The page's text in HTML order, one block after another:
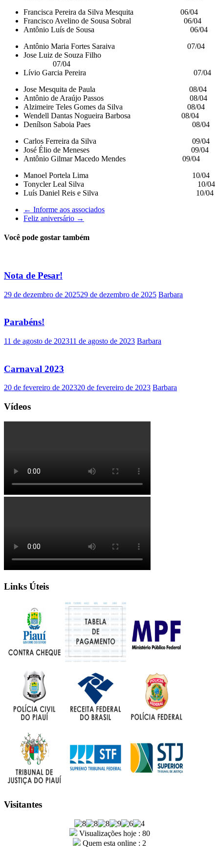
Francisca Pereira da Silva Mesquita 06/04
Francisco Avelino de Sousa Sobral 06/04
Antônio Luís de Sousa 06/04
Antônio Maria Fortes Saraiva 07/04
Jose Luiz de Souza Filho
07/04
Lívio Garcia Pereira 07/04
Jose Mesquita de Paula 08/04
Antônio de Araújo Passos 08/04
Alzimeire Teles Gomes da Silva 08/04
Wendell Dantas Nogueira Barbosa 08/04
Denílson Saboia Paes 08/04
Carlos Ferreira da Silva 09/04
José Élio de Meneses 09/04
Antônio Gilmar Macedo Mendes 09/04
Manoel Portela Lima 10/04
Tonycler Leal Silva 10/04
Luís Daniel Reis e Silva 10/04
← Informe aos associados
Feliz aniversário →
Você pode gostar também
Nota de Pesar!
29 de dezembro de 202529 de dezembro de 2025 Barbara
Parabéns!
11 de agosto de 202311 de agosto de 2023 Barbara
Carnaval 2023
20 de fevereiro de 202320 de fevereiro de 2023 Barbara
Vídeos
Links Úteis
Visitantes
Visualizações hoje : 80
Quem esta online : 2